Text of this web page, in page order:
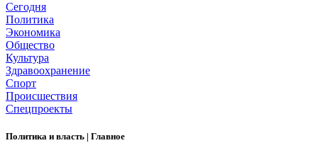
Сегодня
Политика
Экономика
Общество
Культура
Здравоохранение
Спорт
Происшествия
Спецпроекты
Политика и власть | Главное